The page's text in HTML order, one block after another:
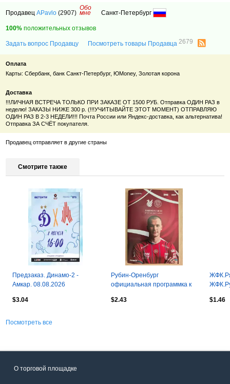
ПродавецAPavlo (2907)
Обо
мне Санкт-Петербург
100% положительных отзывов
Задать вопрос Продавцу Посмотреть товары Продавца2679
Оплата
Карты: Сбербанк, банк Санкт-Петербург, ЮMoney, Золотая корона
Доставка
!!!ЛИЧНАЯ ВСТРЕЧА ТОЛЬКО ПРИ ЗАКАЗЕ ОТ 1500 РУБ. Отправка ОДИН РАЗ в
неделю! ЗАКАЗЫ НИЖЕ 300 р. (!!!УЧИТЫВАЙТЕ ЭТОТ МОМЕНТ) ОТПРАВЛЯЮ
ОДИН РАЗ В 2-3 НЕДЕЛИ!!! Почта России или Яндекс-доставка, как альтернатива!
Отправка ЗА СЧЁТ покупателя.
Продавец отправляет в другие страны
Смотрите также
Предзаказ. Динамо-2 -
Амкар. 08.08.2026
$3.04
Рубин-Оренбург
официальная программка к
$2.43
$1.46
Посмотреть все
О торговой площадке